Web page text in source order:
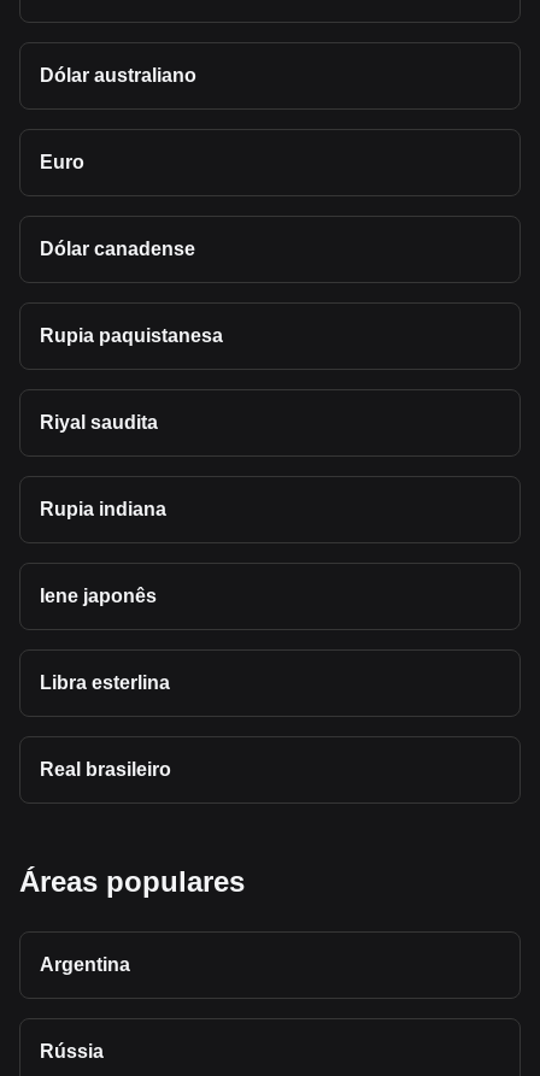
Dólar australiano
Euro
Dólar canadense
Rupia paquistanesa
Riyal saudita
Rupia indiana
Iene japonês
Libra esterlina
Real brasileiro
Áreas populares
Argentina
Rússia